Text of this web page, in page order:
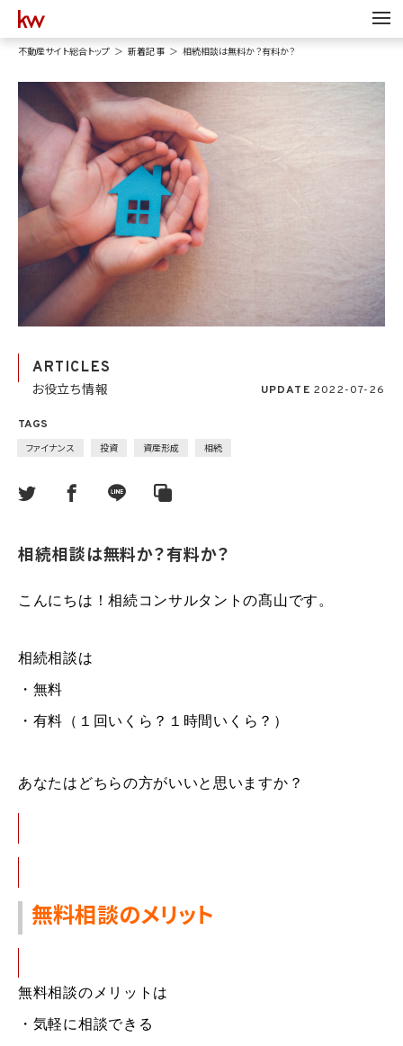
不動産サイト総合トップ 新着記事 相続相談は無料か？有料か？
ARTICLES
お役立ち情報 UPDATE 2022-07-26
TAGS
ファイナンス 投資 資産形成 相続
相続相談は無料か？有料か？
こんにちは！相続コンサルタントの髙山です。
相続相談は
・無料
・ 有料（１回いくら？１時間いくら？）
あなたはどちらの方がいいと思いますか？
無料相談のメリット
無料相談のメリットは
・ 気軽に相談できる